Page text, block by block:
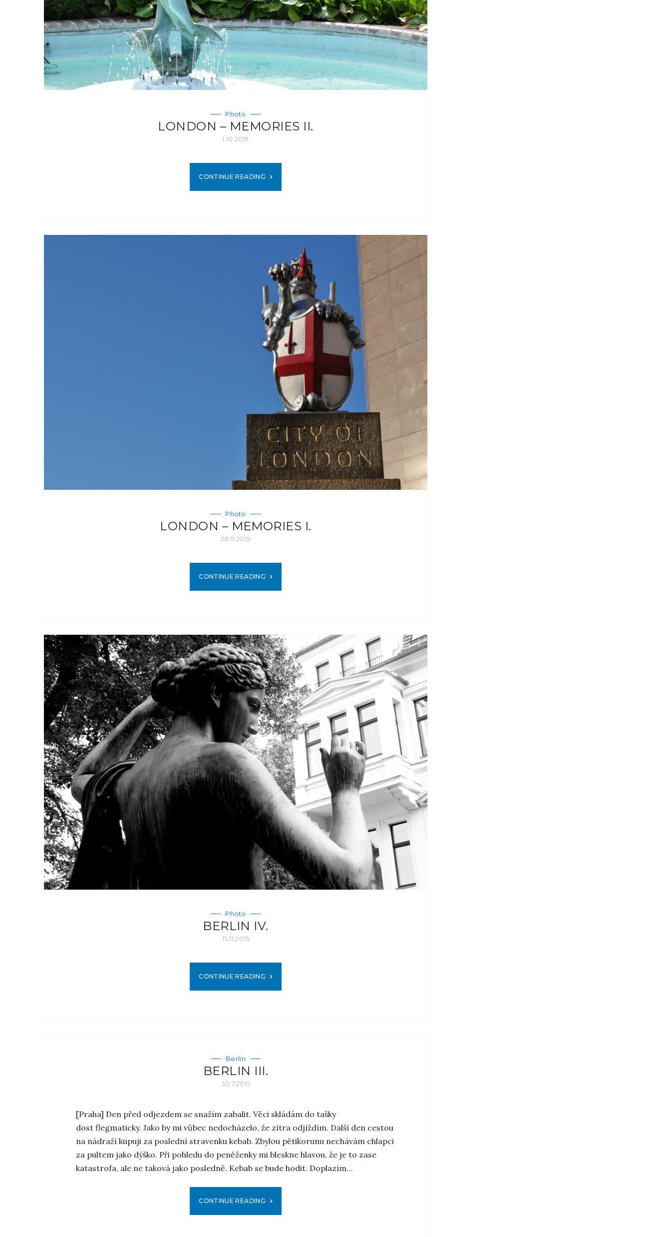
Photo
LONDON – MEMORIES II.
1.10.2019
CONTINUE READING
Photo
LONDON – MEMORIES I.
28.9.2019
CONTINUE READING
Photo
BERLIN IV.
15.11.2015
CONTINUE READING
Berlin
BERLIN III.
30.7.2015
[Praha] Den před odjezdem se snažím zabalit. Věci skládám do tašky
dost flegmaticky. Jako by mi vůbec nedocházelo, že zítra odjíždím. Další den cestou
na nádraží kupuji za poslední stravenku kebab. Zbylou pětikorunu nechávám chlapci
za pultem jako dýško. Při pohledu do peněženky mi bleskne hlavou, že je to zase
katastrofa, ale ne taková jako posledně. Kebab se bude hodit. Doplazím…
CONTINUE READING